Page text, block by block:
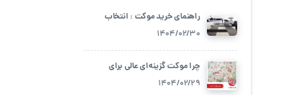
راهنمای خرید موکت : انتخاب
بهترین گزینه برای فضای زندگی شما
1404/02/30
چرا موکت گزینه‌ای عالی برای
اتاق‌های کودک است؟
1404/02/29